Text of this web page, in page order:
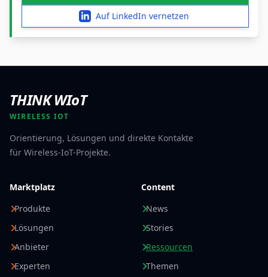
Auf LinkedIn vernetzen
THINK WIoT
WIRELESS IOT
Orientierung, Lösungen und direkte Kontakte
für Wireless-IoT-Projekte.
Marktplatz
Produkte
Lösungen
Anbieter
Experten
Content
News
Stories
Ressourcen
Themen